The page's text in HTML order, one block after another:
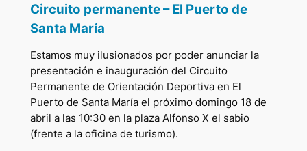
Circuito permanente – El Puerto de
Santa María
Estamos muy ilusionados por poder anunciar la
presentación e inauguración del Circuito
Permanente de Orientación Deportiva en El
Puerto de Santa María el próximo domingo 18 de
abril a las 10:30 en la plaza Alfonso X el sabio
(frente a la oficina de turismo).